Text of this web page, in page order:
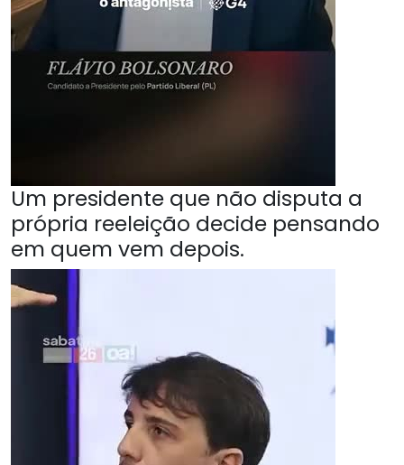
Um presidente que não disputa a
própria reeleição decide pensando
em quem vem depois.